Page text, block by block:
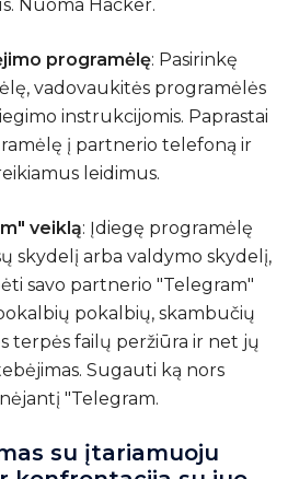
Nuoma Hacker.
programėlę: Pasirinkę
vadovaukitės programėlės
instrukcijomis. Paprastai
į partnerio telefoną ir
leidimus.
veiklą: Įdiegę programėlę
skydelį arba valdymo skydelį,
savo partnerio "Telegram"
pokalbių, skambučių
terpės failų peržiūra ir net jų
Sugauti ką nors
"Telegram.
su įtariamuoju